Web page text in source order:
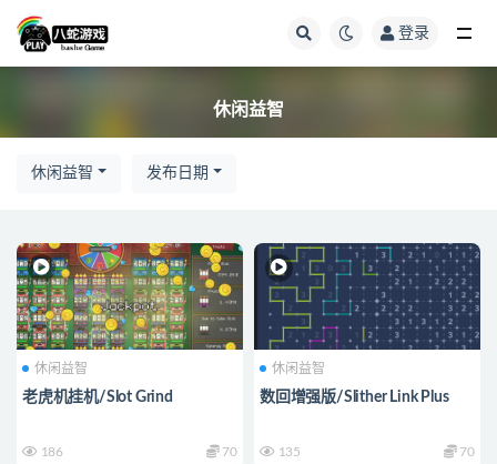
登录
休闲益智
休闲益智 发布日期
休闲益智
老虎机挂机/Slot Grind
186 70
休闲益智
数回增强版/Slither Link Plus
135 70